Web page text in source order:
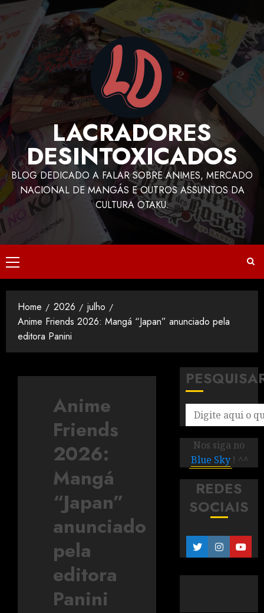
LACRADORES
DESINTOXICADOS
BLOG DEDICADO A FALAR SOBRE ANIMES, MERCADO
NACIONAL DE MANGÁS E OUTROS ASSUNTOS DA
CULTURA OTAKU.
Home 2026
julho
Anime Friends 2026: Mangá “Japan” anunciado pela
editora Panini
Anime
Friends
2026:
Mangá
“Japan”
anunciado
pela
editora
Panini
Nos siga no
Blue Sky ! ^^
REDES
SOCIAIS